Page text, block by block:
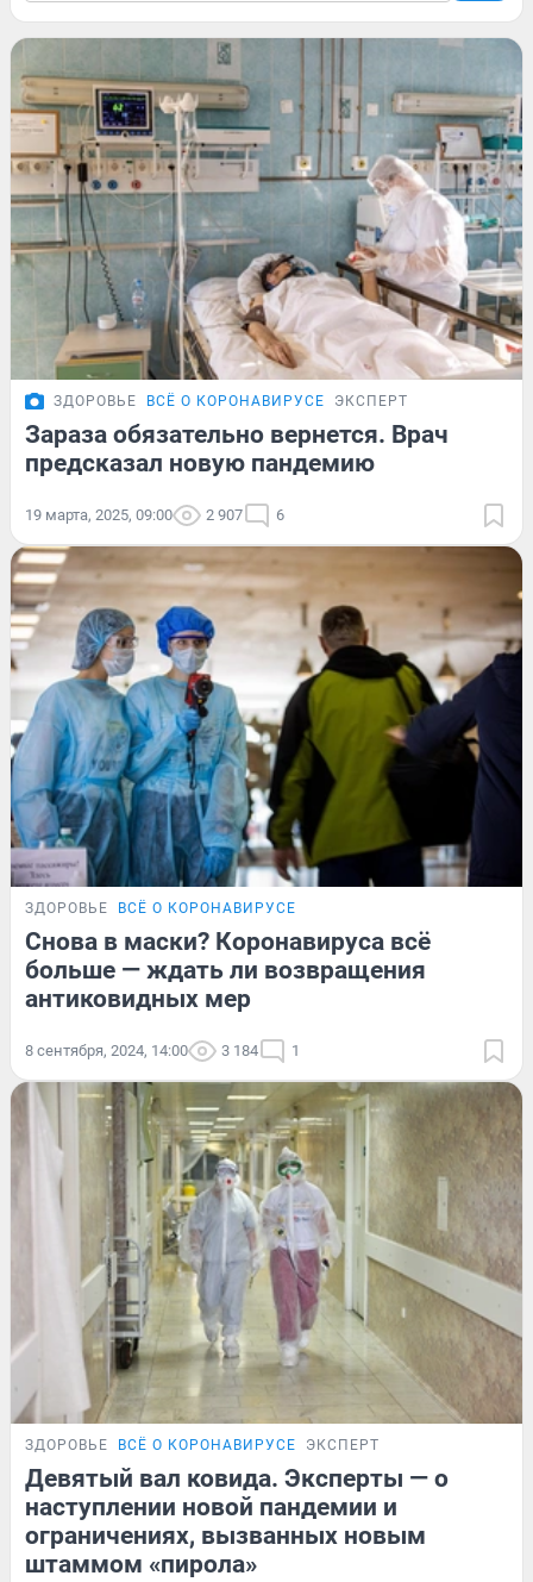
ЗДОРОВЬЕ ВСЁ О КОРОНАВИРУСЕ ЭКСПЕРТ
Зараза обязательно вернется. Врач
предсказал новую пандемию
19 марта, 2025, 09:00 2 907 6
ЗДОРОВЬЕ ВСЁ О КОРОНАВИРУСЕ
Снова в маски? Коронавируса всё
больше — ждать ли возвращения
антиковидных мер
8 сентября, 2024, 14:00 3 184 1
ЗДОРОВЬЕ ВСЁ О КОРОНАВИРУСЕ ЭКСПЕРТ
Девятый вал ковида. Эксперты — о
наступлении новой пандемии и
ограничениях, вызванных новым
штаммом «пирола»